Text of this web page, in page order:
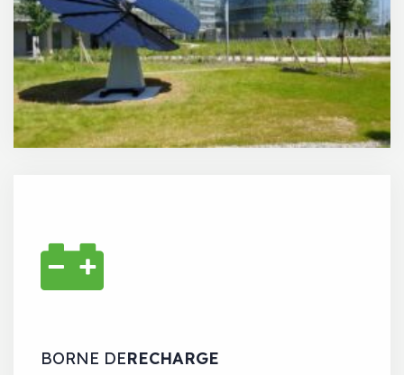
BORNE DERECHARGE